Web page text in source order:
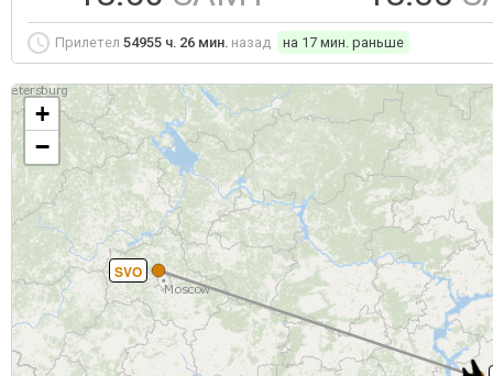
Прилетел 54955 ч. 26 мин. назад на 17 мин. раньше
SVO
+
−